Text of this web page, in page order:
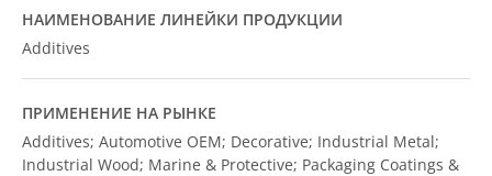
НАИМЕНОВАНИЕ ЛИНЕЙКИ ПРОДУКЦИИ
Additives
ПРИМЕНЕНИЕ НА РЫНКЕ
Additives; Automotive OEM; Decorative; Industrial Metal;
Industrial Wood; Marine & Protective; Packaging Coatings &